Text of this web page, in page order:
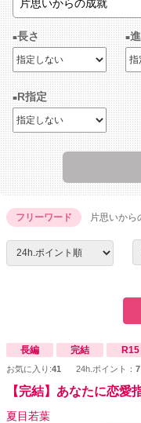
長さ
R指定
フリーワード 片思いから
長編 完結 R15
お気に入り:41 24h.ポイント： 7
【完結】あなたに恋愛
夏目若葉